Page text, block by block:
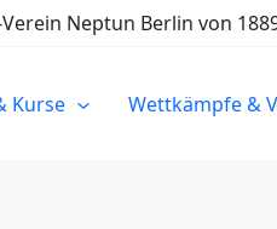
Neptun Berlin von
Kurse Wettkämpfe &